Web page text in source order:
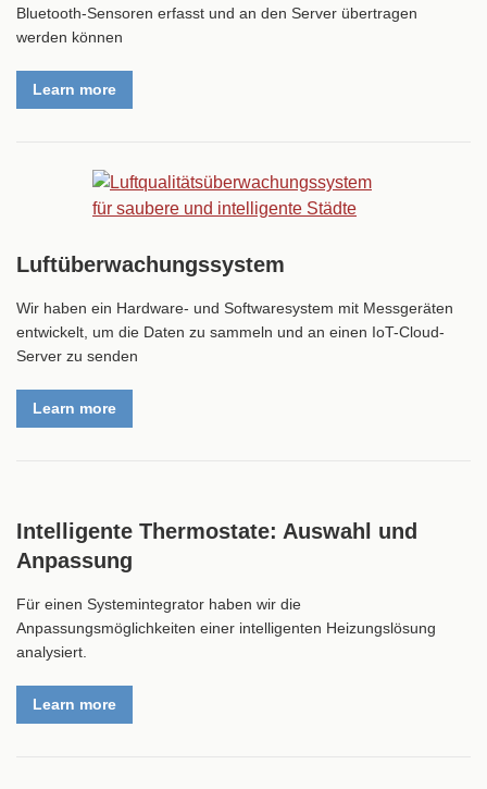
Bluetooth-Sensoren erfasst und an den Server übertragen
werden können
Learn more
Luftüberwachungssystem
Wir haben ein Hardware- und Softwaresystem mit Messgeräten
entwickelt, um die Daten zu sammeln und an einen IoT-Cloud-
Server zu senden
Learn more
Intelligente Thermostate: Auswahl und
Anpassung
Für einen Systemintegrator haben wir die
Anpassungsmöglichkeiten einer intelligenten Heizungslösung
analysiert.
Learn more